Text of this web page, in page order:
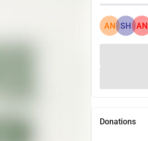
AN SH AN
Donations